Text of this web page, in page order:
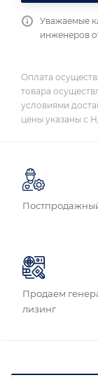
Уважаемые
инженеров
Оплата
товара
условиями
цены указаны с
Продаем
лизинг